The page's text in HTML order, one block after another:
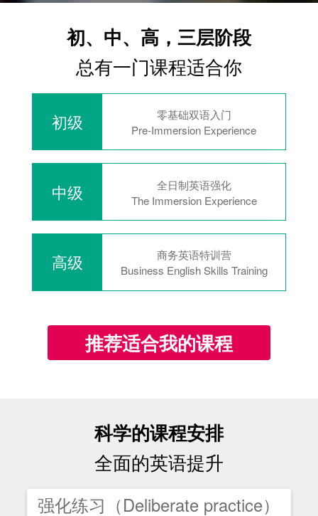
初、中、高，三层阶段
总有一门课程适合你
初级
零基础双语入门
Pre-Immersion Experience
中级
全日制英语强化
The Immersion Experience
高级
商务英语特训营
Business English Skills Training
推荐适合我的课程
科学的课程安排
全面的英语提升
强化练习（Deliberate practice）